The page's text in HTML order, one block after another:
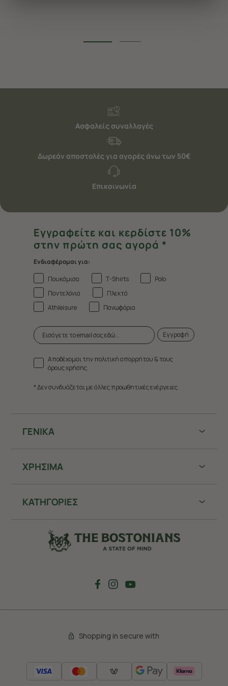
Ασφαλείς συναλλαγές
Δωρεάν αποστολές για αγορές άνω των 50€
Επικοινωνία
ΓΕΝΙΚΑ
ΧΡHΣΙΜΑ
ΚΑΤΗΓΟΡΙΕΣ
Εγγραφείτε και κερδίστε 10%
στην πρώτη σας αγορά *
Ενδιαφέρομαι για:
Πουκάμισα
T-Shirts
Polo
Παντελόνια
Πλεκτά
Athleisure
Πανωφόρια
Εγγραφή
Αποδέχομαι την πολιτική απορρήτου & τους
όρους χρήσης.
* Δεν συνδυάζεται με άλλες προωθητικές ενέργειες.
Shopping in secure with